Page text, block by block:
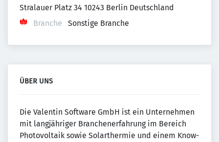
Stralauer Platz 34 10243 Berlin Deutschland
Branche
Sonstige Branche
ÜBER UNS
Die Valentin Software GmbH ist ein Unternehmen
mit langjähriger Branchenerfahrung im Bereich
Photovoltaik sowie Solarthermie und einem Know-